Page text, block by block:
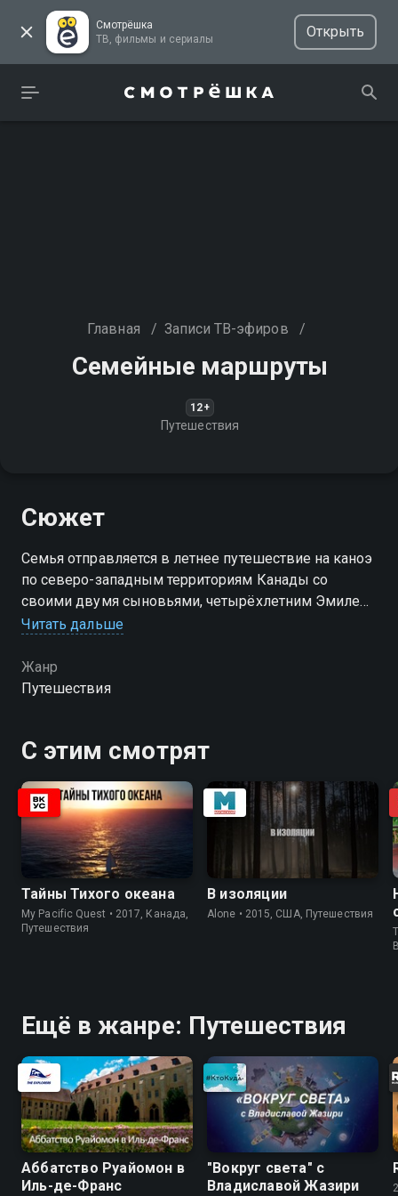
Смотрёшка
ТВ, фильмы и сериалы
Открыть
Главная / Записи ТВ-эфиров /
Семейные маршруты
12+
Путешествия
Сюжет
Семья отправляется в летнее путешествие на каноэ
по северо-западным территориям Канады со
своими двумя сыновьями, четырёхлетним Эмилем
и годовалым Алекси. Вместе они сталкиваются с
общества
Читать дальше
Жанр
Путешествия
С этим смотрят
Тайны Тихого океана
My Pacific Quest • 2017, Канада,
Путешествия
В изоляции
Alone • 2015, США, Путешествия
Ещё в жанре: Путешествия
Аббатство Руайомон в
Иль-де-Франс
"Вокруг света" с
Владиславой Жазири